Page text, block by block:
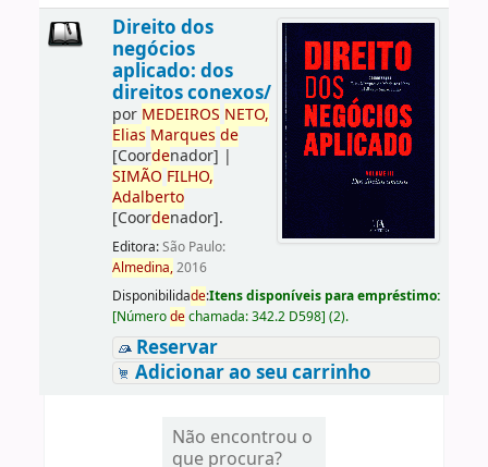
Direito dos
negócios
aplicado: dos
direitos conexos/
por MEDEIROS NETO,
Elias Marques de
[Coordenador] |
SIMÃO FILHO,
Adalberto
[Coordenador].
Editora:São Paulo:
Almedina,2016
Disponibilidade:Itens disponíveis para empréstimo:
[Númerodechamada:342.2 D598] (2).
Reservar
Adicionar ao seu carrinho
Não encontrou o
que procura?